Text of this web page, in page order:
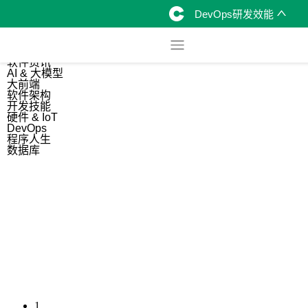
DevOps研发效能
软件资讯
AI & 大模型
大前端
软件架构
开发技能
硬件 & IoT
DevOps
程序人生
数据库
1